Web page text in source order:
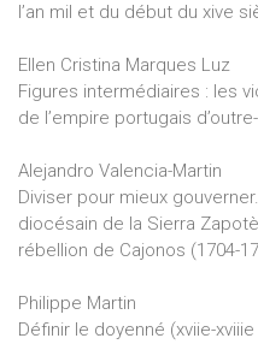
l’an mil et du début du xive
Ellen Cristina Marques Luz
Figures intermédiaires : les
de l’empire portugais
Alejandro Valencia-Martin
Diviser pour mieux
diocésain de la Sierra
rébellion de Cajonos (1704-
Philippe Martin
Définir le doyenné (xviie-